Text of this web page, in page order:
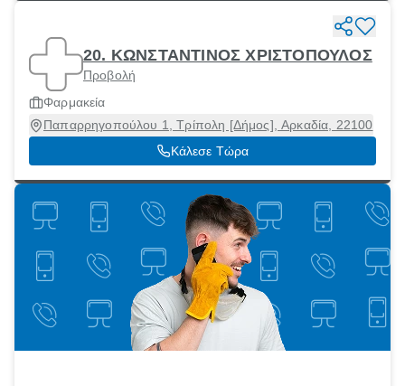
20. ΚΩΝΣΤΑΝΤΙΝΟΣ ΧΡΙΣΤΟΠΟΥΛΟΣ
Προβολή
Φαρμακεία
Παπαρρηγοπούλου 1, Τρίπολη [Δήμος], Αρκαδία, 22100
Κάλεσε Τώρα